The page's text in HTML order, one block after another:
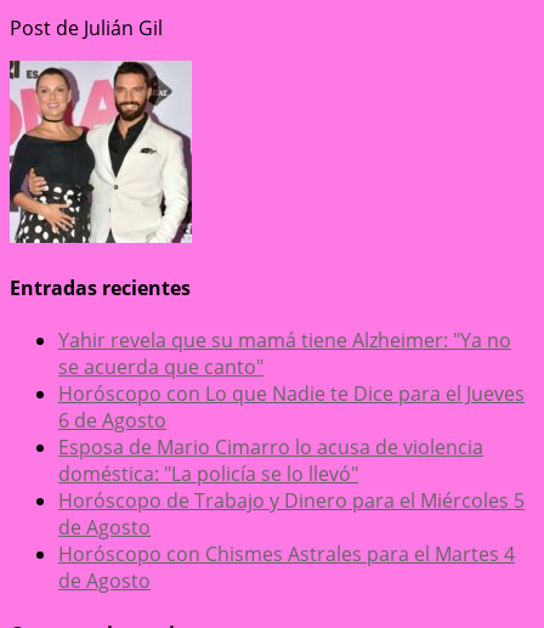
Post de Julián Gil
Entradas recientes
Yahir revela que su mamá tiene Alzheimer: "Ya no
se acuerda que canto"
Horóscopo con Lo que Nadie te Dice para el Jueves
6 de Agosto
Esposa de Mario Cimarro lo acusa de violencia
doméstica: "La policía se lo llevó"
Horóscopo de Trabajo y Dinero para el Miércoles 5
de Agosto
Horóscopo con Chismes Astrales para el Martes 4
de Agosto